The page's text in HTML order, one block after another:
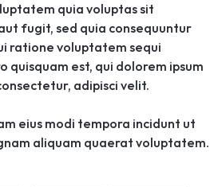
quia voluptas sit
fugit, sed quia consequuntur
ratione voluptatem sequi
quisquam est, qui dolorem ipsum
adipisci velit.
eius modi tempora incidunt ut
aliquam quaerat voluptatem.